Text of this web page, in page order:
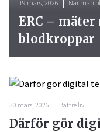
30 mars, 2026 Bättre liv
Därför gör
19 mars, 2026 När man
ERC –
blodkroppar